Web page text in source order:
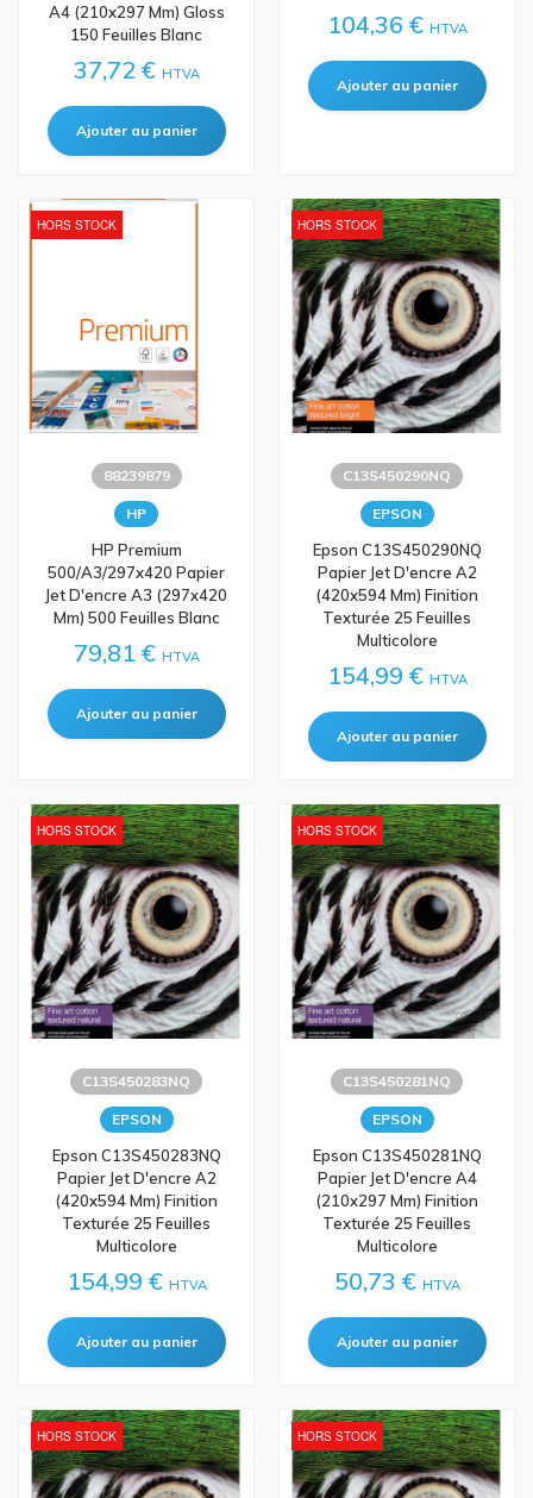
A4 (210x297 Mm) Gloss
150 Feuilles Blanc
37,72 € HTVA
104,36 € HTVA
HORS STOCK
88239879
HP
HP Premium
500/A3/297x420 Papier
Jet D'encre A3 (297x420
Mm) 500 Feuilles Blanc
79,81 € HTVA
HORS STOCK
C13S450290NQ
EPSON
Epson C13S450290NQ
Papier Jet D'encre A2
(420x594 Mm) Finition
Texturée 25 Feuilles
Multicolore
154,99 € HTVA
HORS STOCK
C13S450283NQ
EPSON
Epson C13S450283NQ
Papier Jet D'encre A2
(420x594 Mm) Finition
Texturée 25 Feuilles
Multicolore
154,99 € HTVA
HORS STOCK
C13S450281NQ
EPSON
Epson C13S450281NQ
Papier Jet D'encre A4
(210x297 Mm) Finition
Texturée 25 Feuilles
Multicolore
50,73 € HTVA
HORS STOCK HORS STOCK